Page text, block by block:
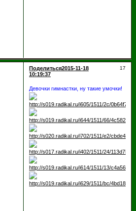
Поделиться 17
2015-11-18
10:19:37
Девочки гимнастки, ну такие умочки!